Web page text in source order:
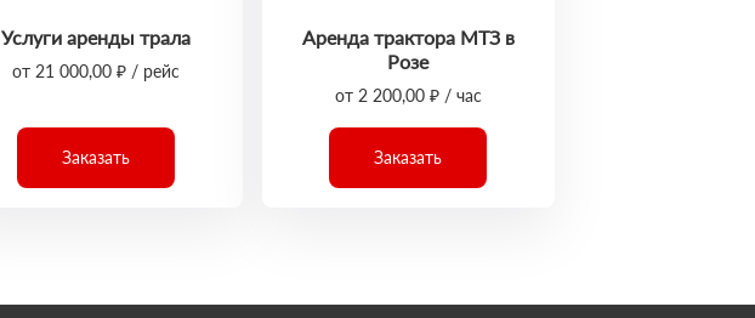
Услуги аренды трала
от 21 000,00 ₽ / рейс
Заказать
Аренда трактора МТЗ в
Розе
от 2 200,00 ₽ / час
Заказать